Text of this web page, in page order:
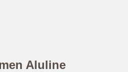
Aluline